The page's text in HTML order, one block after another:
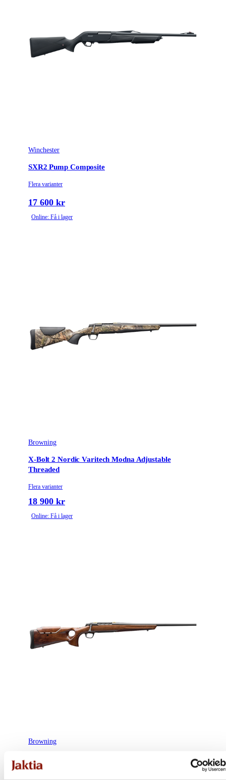
Winchester
SXR2 Pump Composite
Flera varianter
17 600 kr
Online: Få i lager
Browning
X-Bolt 2 Nordic Varitech Modna Adjustable
Threaded
Flera varianter
18 900 kr
Online: Få i lager
Browning